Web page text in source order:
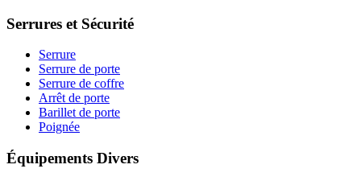
Serrures et Sécurité
Serrure
Serrure de porte
Serrure de coffre
Arrêt de porte
Barillet de porte
Poignée
Équipements Divers